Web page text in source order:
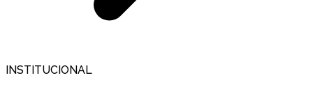
INSTITUCIONAL